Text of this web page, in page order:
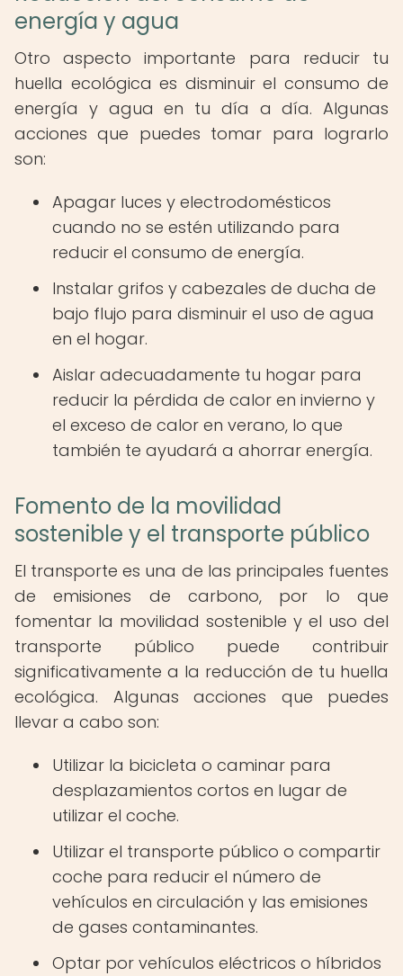
energía y agua
Otro aspecto importante para reducir tu
huella ecológica es disminuir el consumo de
energía y agua en tu día a día. Algunas
acciones que puedes tomar para lograrlo
son:
Apagar luces y electrodomésticos
cuando no se estén utilizando para
reducir el consumo de energía.
Instalar grifos y cabezales de ducha de
bajo flujo para disminuir el uso de agua
en el hogar.
Aislar adecuadamente tu hogar para
reducir la pérdida de calor en invierno y
el exceso de calor en verano, lo que
también te ayudará a ahorrar energía.
Fomento de la movilidad
sostenible y el transporte público
El transporte es una de las principales fuentes
de emisiones de carbono, por lo que
fomentar la movilidad sostenible y el uso del
transporte público puede contribuir
significativamente a la reducción de tu huella
ecológica. Algunas acciones que puedes
llevar a cabo son:
Utilizar la bicicleta o caminar para
desplazamientos cortos en lugar de
utilizar el coche.
Utilizar el transporte público o compartir
coche para reducir el número de
vehículos en circulación y las emisiones
de gases contaminantes.
Optar por vehículos eléctricos o híbridos